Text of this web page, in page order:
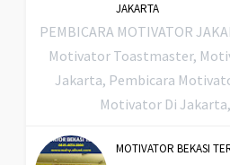
JAKARTA
PEMBICARA MOTIVATOR
Motivator Toastmaster,
Jakarta, Pembicara
Motivator Di Jakarta,
MOTIVATOR BEKASI